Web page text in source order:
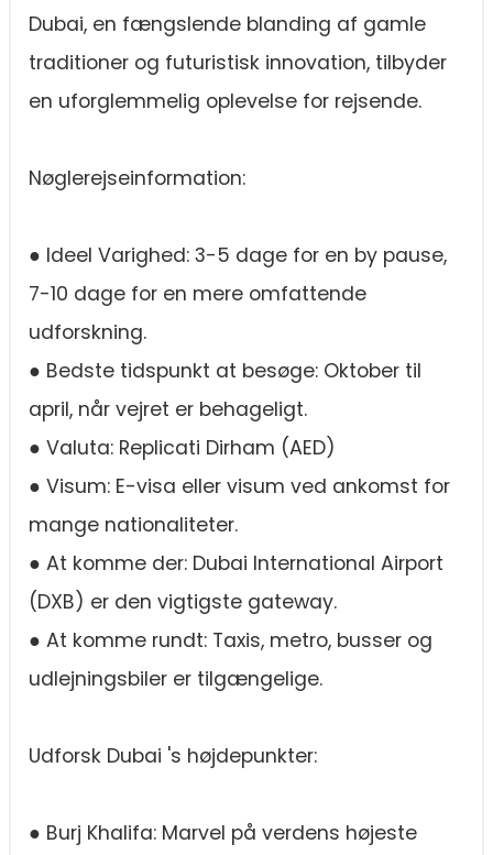
Dubai, en fængslende blanding af gamle
traditioner og futuristisk innovation, tilbyder
en uforglemmelig oplevelse for rejsende.
Nøglerejseinformation:
● Ideel Varighed: 3-5 dage for en by pause,
7-10 dage for en mere omfattende
udforskning.
● Bedste tidspunkt at besøge: Oktober til
april, når vejret er behageligt.
● Valuta: Replicati Dirham (AED)
● Visum: E-visa eller visum ved ankomst for
mange nationaliteter.
● At komme der: Dubai International Airport
(DXB) er den vigtigste gateway.
● At komme rundt: Taxis, metro, busser og
udlejningsbiler er tilgængelige.
Udforsk Dubai 's højdepunkter:
● Burj Khalifa: Marvel på verdens højeste